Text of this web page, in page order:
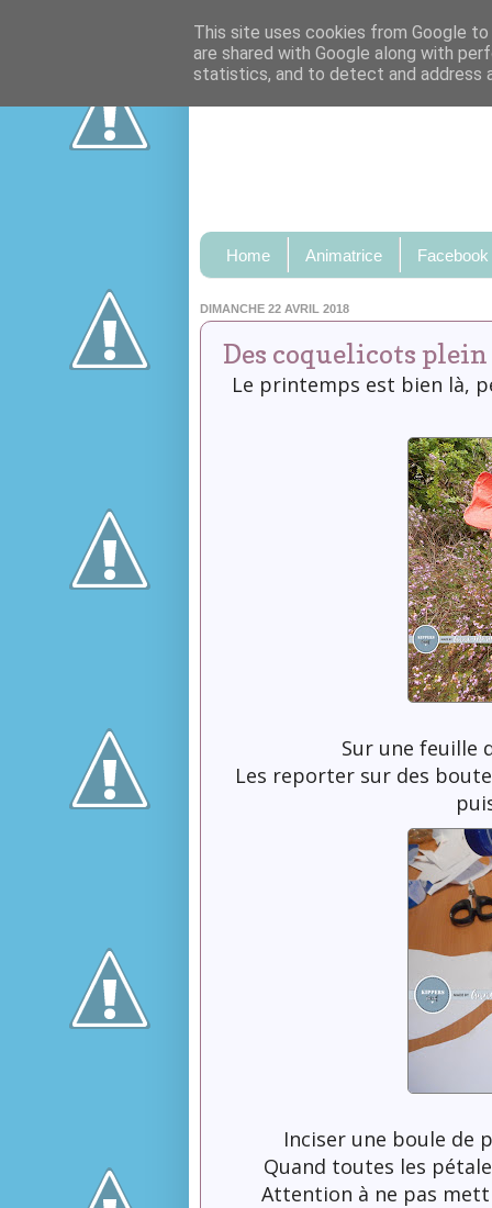
Home Animatrice Facebook
DIMANCHE 22 AVRIL 2018
Des coquelicots
Le printemps est bien là,
Sur une feuille
Les reporter sur des
Inciser une boule de
Quand toutes les
Attention à ne pas
This site uses cookies from Google
are shared with Google along with
statistics, and to detect and address